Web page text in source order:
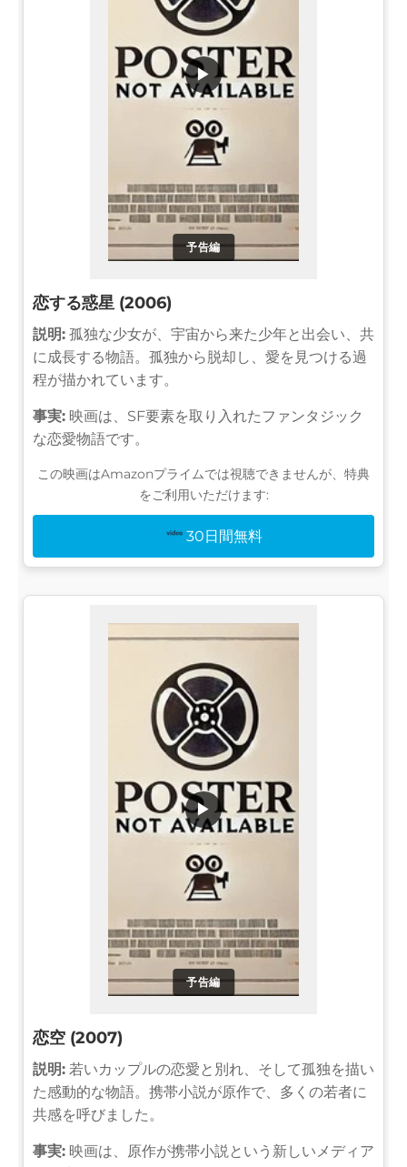
予告編
▶
恋する惑星 (2006)
説明: 孤独な少女が、宇宙から来た少年と出会い、共
に成長する物語。孤独から脱却し、愛を見つける過
程が描かれています。
事実: 映画は、SF要素を取り入れたファンタジック
な恋愛物語です。
この映画はAmazonプライムでは視聴できませんが、特典
をご利用いただけます:
30日間無料
予告編
▶
恋空 (2007)
説明: 若いカップルの恋愛と別れ、そして孤独を描い
た感動的な物語。携帯小説が原作で、多くの若者に
共感を呼びました。
事実: 映画は、原作が携帯小説という新しいメディア